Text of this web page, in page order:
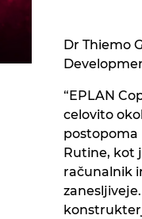
Dr Thiemo
“EPLAN
celovito
postopoma
Rutine, kot
računalnik